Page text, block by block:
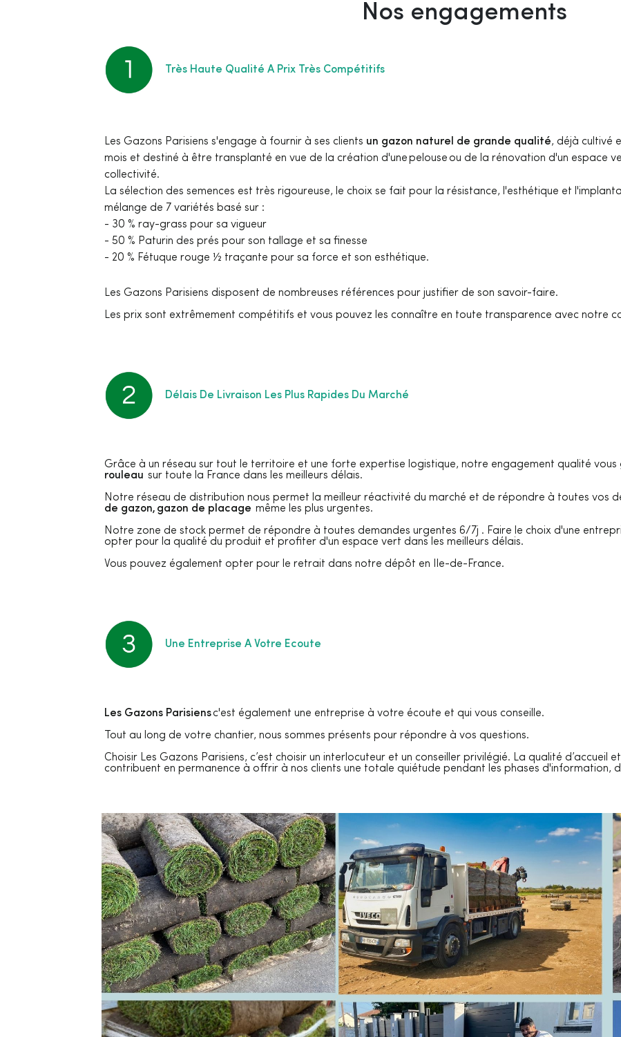
Nos engagements
Très Haute Qualité A Prix Très Compétitifs
Les Gazons Parisiens s'engage à fournir à ses clients un gazon naturel de grande qualité, déjà cultivé
mois et destiné à être transplanté en vue de la création d'une pelouse ou de la rénovation d'un espace
collectivité.
La sélection des semences est très rigoureuse, le choix se fait pour la résistance, l'esthétique et
mélange de 7 variétés basé sur :
- 30 % ray-grass pour sa vigueur
- 50 % Paturin des prés pour son tallage et sa finesse
- 20 % Fétuque rouge ½ traçante pour sa force et son esthétique.
Les Gazons Parisiens disposent de nombreuses références pour justifier de son savoir-faire.
Les prix sont extrêmement compétitifs et vous pouvez les connaître en toute transparence avec notre
Délais De Livraison Les Plus Rapides Du Marché
Grâce à un réseau sur tout le territoire et une forte expertise logistique, notre engagement qualité vous
rouleau sur toute la France dans les meilleurs délais.
Notre réseau de distribution nous permet la meilleur réactivité du marché et de répondre à toutes vos
de gazon, gazon de placage même les plus urgentes.
Notre zone de stock permet de répondre à toutes demandes urgentes 6/7j . Faire le choix d'une
opter pour la qualité du produit et profiter d'un espace vert dans les meilleurs délais.
Vous pouvez également opter pour le retrait dans notre dépôt en Ile-de-France.
Une Entreprise A Votre Ecoute
Les Gazons Parisiensc'est également une entreprise à votre écoute et qui vous conseille.
Tout au long de votre chantier, nous sommes présents pour répondre à vos questions.
Choisir Les Gazons Parisiens, c’est choisir un interlocuteur et un conseiller privilégié. La qualité d’accueil
contribuent en permanence à offrir à nos clients une totale quiétude pendant les phases d'information,